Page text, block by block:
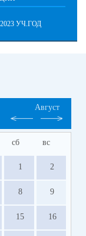
УЧ.ГОД
Август
сб вс
1 2
8 9
15 16